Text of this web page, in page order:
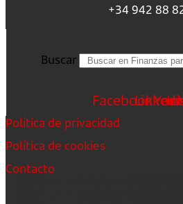
+34 942 88
Buscar
Facebook
Política de privacidad
Política de cookies
Contacto